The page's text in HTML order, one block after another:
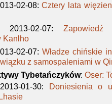
02-08:Cztery lata
2013-02-07:
Kanlho
02-07:Władze chińskie
z samospaleniami w
Tybetańczyków:Oser:
01-30: Doniesienia o